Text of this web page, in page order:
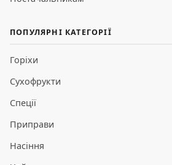
ПОПУЛЯРНІ КАТЕГОРІЇ
Горіхи
Сухофрукти
Спеції
Приправи
Насіння